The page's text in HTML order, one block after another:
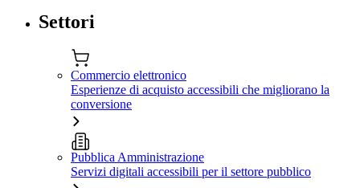
Settori
Commercio elettronico
Esperienze di acquisto accessibili che migliorano la
conversione
Pubblica Amministrazione
Servizi digitali accessibili per il settore pubblico